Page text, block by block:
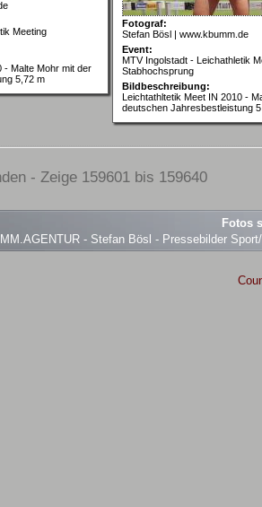
Meeting
- Malte Mohr mit der
5,72 m
Fotograf:
Stefan Bösl | www.kbumm.de
Event:
MTV Ingolstadt - Leichathletik
Stabhochsprung
Bildbeschreibung:
Leichtathltetik Meet IN 2010 -
deutschen Jahresbestleistung
- Zeige 159601 bis 159640
Fotos
- Stefan Bösl - Pressebilder